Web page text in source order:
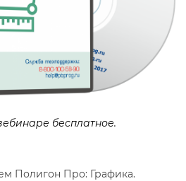
бесплатное.
Полигон Про: Графика.